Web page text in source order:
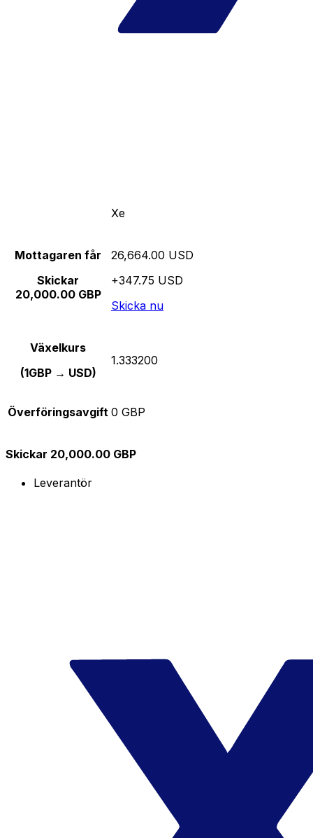
Xe
Mottagaren får
Skickar
20,000.00 GBP
26,664.00 USD
+347.75 USD
Skicka nu
Växelkurs
(1GBP → USD)
1.333200
Överföringsavgift 0 GBP
Skickar 20,000.00 GBP
Leverantör